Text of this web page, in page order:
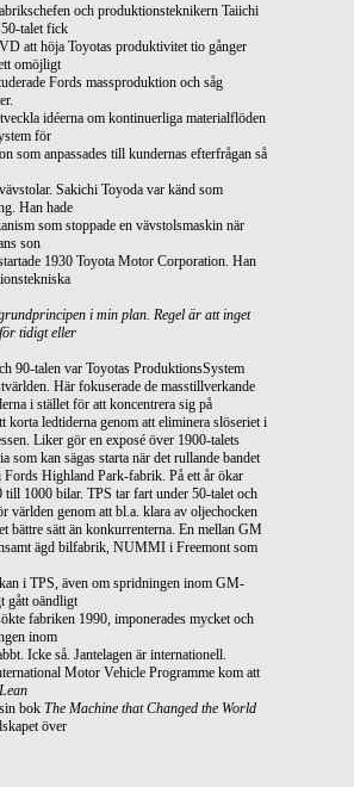
och produktionsteknikern Taiichi
talet fick
att höja Toyotas produktivitet tio gånger
omöjligt
Fords massproduktion och såg
idéerna om kontinuerliga materialflöden
för
som anpassades till kundernas efterfrågan så
Sakichi Toyoda var känd som
Han hade
som stoppade en vävstolsmaskin när
son
1930 Toyota Motor Corporation. Han
i min plan. Regel är att inget
tidigt eller
90-talen var Toyotas ProduktionsSystem
Här fokuserade de masstillverkande
i stället för att koncentrera sig på
korta ledtiderna genom att eliminera slöseriet i
Liker gör en exposé över 1900-talets
som kan sägas starta när det rullande bandet
Fords Highland Park-fabrik. På ett år ökar
1000 bilar. TPS tar fart under 50-talet och
världen genom att bl.a. klara av oljechocken
bättre sätt än konkurrenterna. En mellan GM
ägd bilfabrik, NUMMI i Freemont som
i TPS, även om spridningen inom GM-
gått oändligt
fabriken 1990, imponerades mycket och
inom
Icke så. Jantelagen är internationell.
Motor Vehicle Programme kom att
Lean
bok The Machine that Changed the World
över